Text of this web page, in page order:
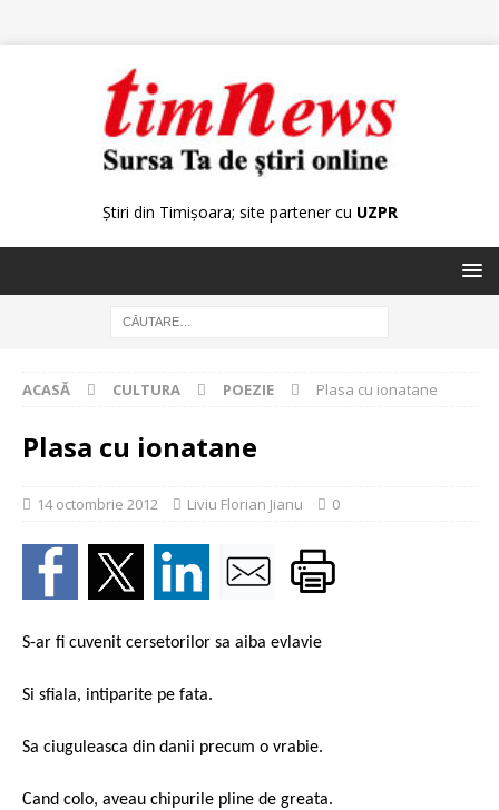
Știri din Timișoara; site partener cu UZPR
ACASĂ CULTURA POEZIE Plasa cu ionatane
Plasa cu ionatane
14 octombrie 2012 Liviu Florian Jianu 0
S-ar fi cuvenit cersetorilor sa aiba evlavie
Si sfiala, intiparite pe fata.
Sa ciuguleasca din danii precum o vrabie.
Cand colo, aveau chipurile pline de greata.